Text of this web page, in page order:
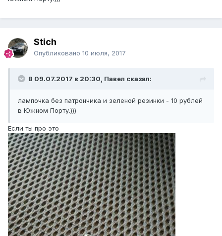
Здесь в центре оригинал для сравнения.
Stich
Опубликовано 10 июля, 2017
В 09.07.2017 в 20:30, Павел сказал:
лампочка без патрончика и зеленой резинки - 10 рублей
в Южном Порту.)))
Если ты про это